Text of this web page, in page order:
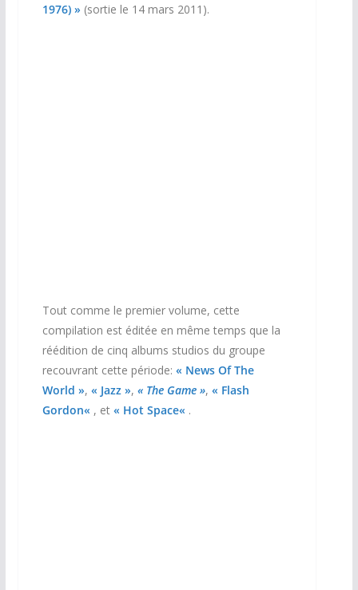
1976) » (sortie le 14 mars 2011).
Tout comme le premier volume, cette
compilation est éditée en même temps que la
réédition de cinq albums studios du groupe
recouvrant cette période: « News Of The
World », « Jazz », « The Game », « Flash
Gordon« , et « Hot Space« .